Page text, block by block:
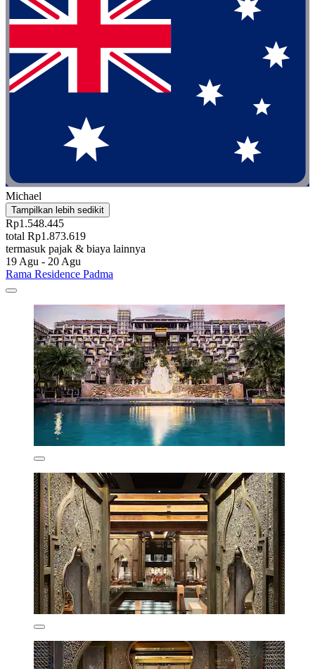
Michael
Tampilkan lebih sedikit
Rp1.548.445
total Rp1.873.619
termasuk pajak & biaya lainnya
19 Agu - 20 Agu
Rama Residence Padma